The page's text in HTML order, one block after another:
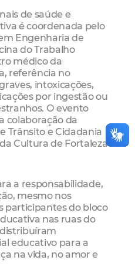
de saúde e
é coordenada pelo
Engenharia de
do Trabalho
médico da
referência no
intoxicações,
por ingestão ou
O evento
colaboração da
Trânsito e Cidadania
Cultura de Fortaleza
a responsabilidade,
mesmo nos
participantes do bloco
nas ruas do
educativo para a
na vida, no amor e